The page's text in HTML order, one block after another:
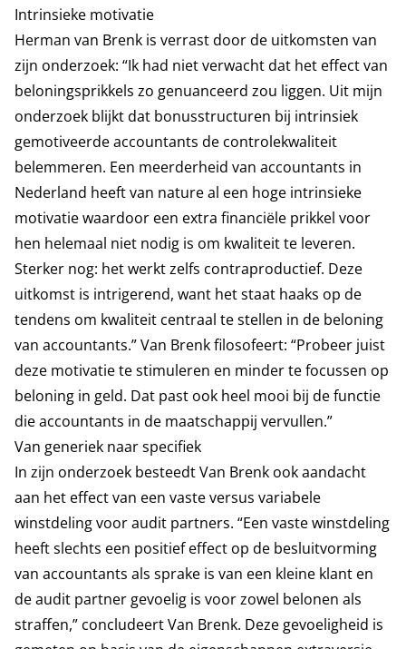
Intrinsieke motivatie
Herman van Brenk is verrast door de uitkomsten van
zijn onderzoek: “Ik had niet verwacht dat het effect van
beloningsprikkels zo genuanceerd zou liggen. Uit mijn
onderzoek blijkt dat bonusstructuren bij intrinsiek
gemotiveerde accountants de controlekwaliteit
belemmeren. Een meerderheid van accountants in
Nederland heeft van nature al een hoge intrinsieke
motivatie waardoor een extra financiële prikkel voor
hen helemaal niet nodig is om kwaliteit te leveren.
Sterker nog: het werkt zelfs contraproductief. Deze
uitkomst is intrigerend, want het staat haaks op de
tendens om kwaliteit centraal te stellen in de beloning
van accountants.” Van Brenk filosofeert: “Probeer juist
deze motivatie te stimuleren en minder te focussen op
beloning in geld. Dat past ook heel mooi bij de functie
die accountants in de maatschappij vervullen.”
Van generiek naar specifiek
In zijn onderzoek besteedt Van Brenk ook aandacht
aan het effect van een vaste versus variabele
winstdeling voor audit partners. “Een vaste winstdeling
heeft slechts een positief effect op de besluitvorming
van accountants als sprake is van een kleine klant en
de audit partner gevoelig is voor zowel belonen als
straffen,” concludeert Van Brenk. Deze gevoeligheid is